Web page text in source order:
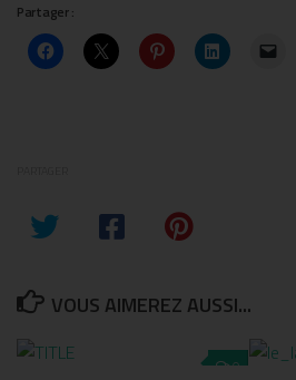
Partager :
VOUS AIMEREZ AUSSI...
0